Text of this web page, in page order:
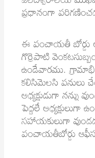
ప్రధానంగా
ఈ పంచాయతీ బోర్డు
గొర్రెపాటి
ఉండేవారము.
కలిసిమెలసి పనులు
అధ్యక్షుడుగా
పెద్దలే
సహాయకులుగా
పంచాయతీబోర్డు